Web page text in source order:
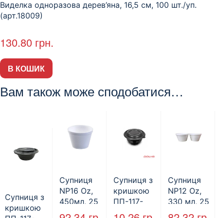
Виделка одноразова дерев’яна, 16,5 см, 100 шт./уп.
(арт.18009)
130.80 грн.
В КОШИК
Вам також може сподобатися…
Супниця з
кришкою
Супниця
NP16 Oz,
450мл, 25
шт.
Супниця з
кришкою
ПП-117-
500мл РР,
Супниця
NP12 Oz,
330 мл, 25
шт.